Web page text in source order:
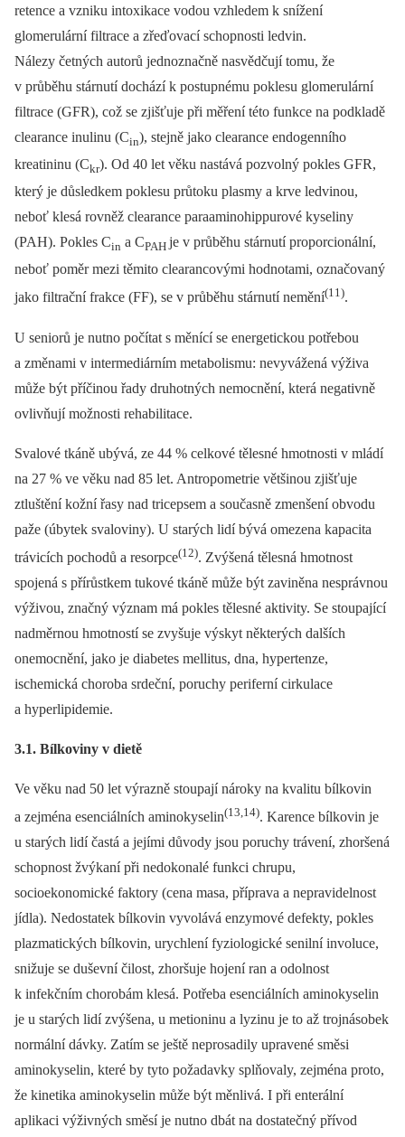
retence a vzniku intoxikace vodou vzhledem k snížení
glomerulární filtrace a zřeďovací schopnosti ledvin.
Nálezy četných autorů jednoznačně nasvědčují tomu, že
v průběhu stárnutí dochází k postupnému poklesu glomerulární
filtrace (GFR), což se zjišťuje při měření této funkce na podkladě
clearance inulinu (Cin), stejně jako clearance endogenního
kreatininu (Ckr). Od 40 let věku nastává pozvolný pokles GFR,
který je důsledkem poklesu průtoku plasmy a krve ledvinou,
neboť klesá rovněž clearance paraaminohippurové kyseliny
(PAH). Pokles Cin a CPAHje v průběhu stárnutí proporcionální,
neboť poměr mezi těmito clearancovými hodnotami, označovaný
jako filtrační frakce (FF), se v průběhu stárnutí nemění(11).
U seniorů je nutno počítat s měnící se energetickou potřebou
a změnami v intermediárním metabolismu: nevyvážená výživa
může být příčinou řady druhotných nemocnění, která negativně
ovlivňují možnosti rehabilitace.
Svalové tkáně ubývá, ze 44 % celkové tělesné hmotnosti v mládí
na 27 % ve věku nad 85 let. Antropometrie většinou zjišťuje
ztluštění kožní řasy nad tricepsem a současně zmenšení obvodu
paže (úbytek svaloviny). U starých lidí bývá omezena kapacita
trávicích pochodů a resorpce(12). Zvýšená tělesná hmotnost
spojená s přírůstkem tukové tkáně může být zaviněna nesprávnou
výživou, značný význam má pokles tělesné aktivity. Se stoupající
nadměrnou hmotností se zvyšuje výskyt některých dalších
onemocnění, jako je diabetes mellitus, dna, hypertenze,
ischemická choroba srdeční, poruchy periferní cirkulace
a hyperlipidemie.
3.1. Bílkoviny v dietě
Ve věku nad 50 let výrazně stoupají nároky na kvalitu bílkovin
a zejména esenciálních aminokyselin(13,14). Karence bílkovin je
u starých lidí častá a jejími důvody jsou poruchy trávení, zhoršená
schopnost žvýkaní při nedokonalé funkci chrupu,
socioekonomické faktory (cena masa, příprava a nepravidelnost
jídla). Nedostatek bílkovin vyvolává enzymové defekty, pokles
plazmatických bílkovin, urychlení fyziologické senilní involuce,
snižuje se duševní čilost, zhoršuje hojení ran a odolnost
k infekčním chorobám klesá. Potřeba esenciálních aminokyselin
je u starých lidí zvýšena, u metioninu a lyzinu je to až trojnásobek
normální dávky. Zatím se ještě neprosadily upravené směsi
aminokyselin, které by tyto požadavky splňovaly, zejména proto,
že kinetika aminokyselin může být měnlivá. I při enterální
aplikaci výživných směsí je nutno dbát na dostatečný přívod